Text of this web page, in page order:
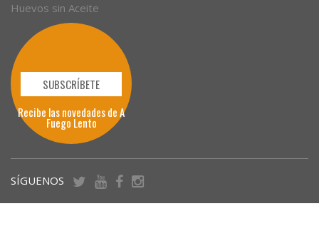
Huevos sin Aceite
SUBSCRÍBETE
Recibe las novedades de A
Fuego Lento
SÍGUENOS